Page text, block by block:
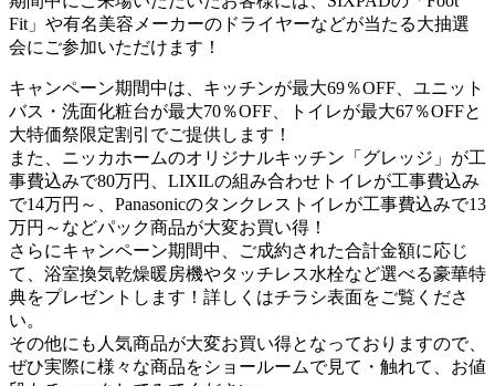
Fit」や有名美容メーカーのドライヤーなどが当たる大抽選
会にご参加いただけます！
キャンペーン期間中は、キッチンが最大69％OFF、ユニット
バス・洗面化粧台が最大70％OFF、トイレが最大67％OFFと
大特価祭限定割引でご提供します！
また、ニッカホームのオリジナルキッチン「グレッジ」が工
事費込みで80万円、LIXILの組み合わせトイレが工事費込み
で14万円～、Panasonicのタンクレストイレが工事費込みで13
万円～などパック商品が大変お買い得！
さらにキャンペーン期間中、ご成約された合計金額に応じ
て、浴室換気乾燥暖房機やタッチレス水栓など選べる豪華特
典をプレゼントします！詳しくはチラシ表面をご覧くださ
い。
その他にも人気商品が大変お買い得となっておりますので、
ぜひ実際に様々な商品をショールームで見て・触れて、お値